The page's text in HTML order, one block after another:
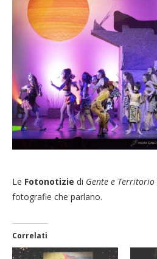
Le Fotonotizie di Gente e Territorio
fotografie che parlano.
Correlati